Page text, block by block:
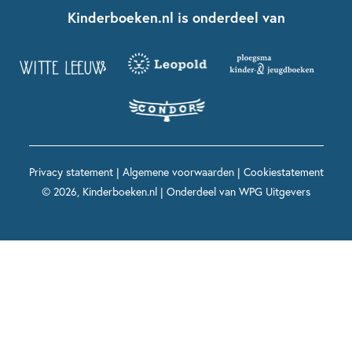
Kinderboeken diversiteit
Grappige kinderboeken
Spannende kinderboeken
Boekentips 12+ jaar
Voor volwassenen
Spekkie en Sproet
Maxi & Helium
Voor het onderwijs
Kinderboeken.nl is onderdeel van
Privacy statement| Algemene voorwaarden| Cookiestatement
© 2026, Kinderboeken.nl | Onderdeel van WPG Uitgevers